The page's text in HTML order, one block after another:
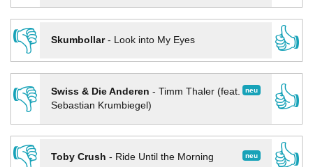
👎
Skumbollar- Look into My Eyes
👍
👎
neu
Swiss & Die Anderen - Timm Thaler (feat.
Sebastian Krumbiegel)
👍
👎
neu
Toby Crush - Ride Until the Morning
👍